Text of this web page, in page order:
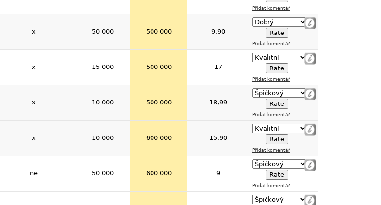
Přidat komentář
x 50 000 500 000 9,90
Přidat komentář
x 15 000 500 000 17
Přidat komentář
x 10 000 500 000 18,99
Přidat komentář
x 10 000 600 000 15,90
Přidat komentář
ne 50 000 600 000 9
Přidat komentář